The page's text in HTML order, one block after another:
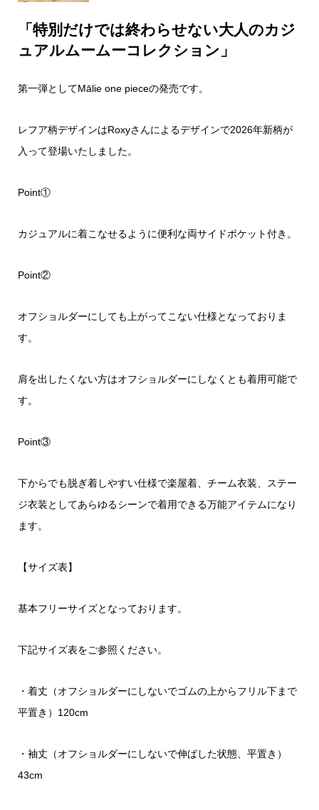
「特別だけでは終わらせない大人のカジ
ュアルムームーコレクション」
第一弾としてMālie one pieceの発売です。
レフア柄デザインはRoxyさんによるデザインで2026年新柄が
入って登場いたしました。
Point①
カジュアルに着こなせるように便利な両サイドポケット付き。
Point②
オフショルダーにしても上がってこない仕様となっておりま
す。
肩を出したくない方はオフショルダーにしなくとも着用可能で
す。
Point③
下からでも脱ぎ着しやすい仕様で楽屋着、チーム衣装、ステー
ジ衣装としてあらゆるシーンで着用できる万能アイテムになり
ます。
【サイズ表】
基本フリーサイズとなっております。
下記サイズ表をご参照ください。
・着丈（オフショルダーにしないでゴムの上からフリル下まで
平置き）120cm
・袖丈（オフショルダーにしないで伸ばした状態、平置き）
43cm